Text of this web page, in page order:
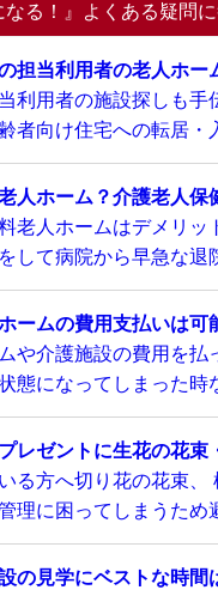
る！』よくある疑問に
担当利用者の老人ホー
利用者の施設探しも
者向け住宅への転居・
人ホーム？介護老人保
老人ホームはデメリ
して病院から早急な退
ームの費用支払いは可
や介護施設の費用を
態になってしまった時
レゼントに生花の花束
る方へ切り花の花束、
理に困ってしまうため
の見学にベストな時間